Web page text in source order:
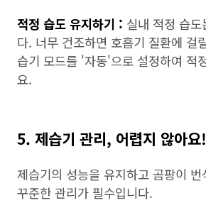
적정 습도 유지하기 : 실내 적정 습
다. 너무 건조하면 호흡기 질환에 걸
습기 모드를 '자동'으로 설정하여 적
요.
5. 제습기 관리, 어렵지 않아
제습기의 성능을 유지하고 곰팡이
꾸준한 관리가 필수입니다.